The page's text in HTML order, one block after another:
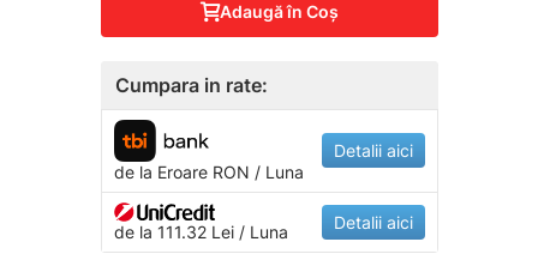
Adaugă în Coş
Cumpara in rate:
de la EroareRON / Luna
Detalii aici
de la 111.32 Lei / Luna Detalii aici